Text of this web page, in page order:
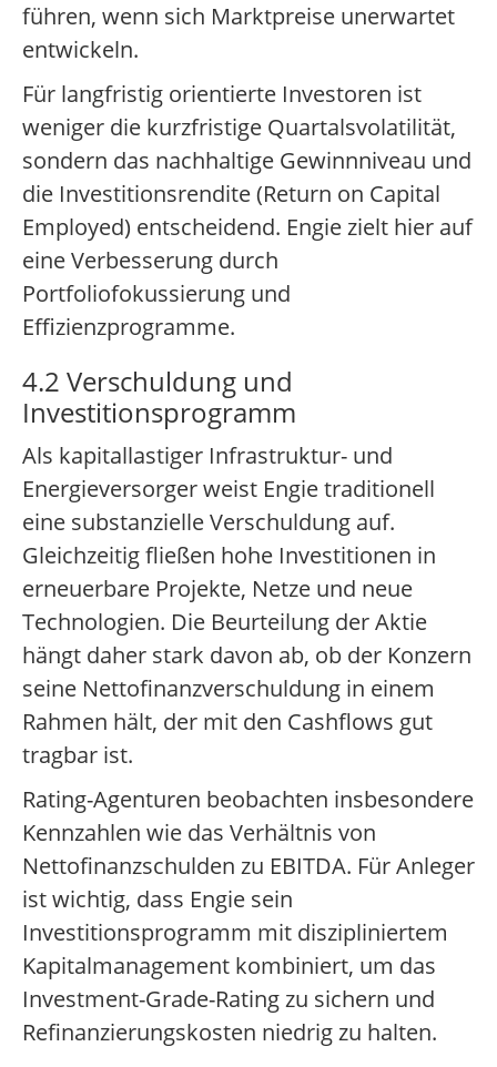
führen, wenn sich Marktpreise unerwartet
entwickeln.
Für langfristig orientierte Investoren ist
weniger die kurzfristige Quartalsvolatilität,
sondern das nachhaltige Gewinnniveau und
die Investitionsrendite (Return on Capital
Employed) entscheidend. Engie zielt hier auf
eine Verbesserung durch
Portfoliofokussierung und
Effizienzprogramme.
4.2 Verschuldung und
Investitionsprogramm
Als kapitallastiger Infrastruktur- und
Energieversorger weist Engie traditionell
eine substanzielle Verschuldung auf.
Gleichzeitig fließen hohe Investitionen in
erneuerbare Projekte, Netze und neue
Technologien. Die Beurteilung der Aktie
hängt daher stark davon ab, ob der Konzern
seine Nettofinanzverschuldung in einem
Rahmen hält, der mit den Cashflows gut
tragbar ist.
Rating-Agenturen beobachten insbesondere
Kennzahlen wie das Verhältnis von
Nettofinanzschulden zu EBITDA. Für Anleger
ist wichtig, dass Engie sein
Investitionsprogramm mit diszipliniertem
Kapitalmanagement kombiniert, um das
Investment-Grade-Rating zu sichern und
Refinanzierungskosten niedrig zu halten.